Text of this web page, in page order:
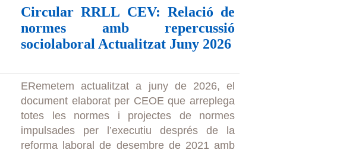
Circular RRLL CEV: Relació de
normes amb repercussió
sociolaboral Actualitzat Juny 2026
ERemetem actualitzat a juny de 2026, el
document elaborat per CEOE que arreplega
totes les normes i projectes de normes
impulsades per l’executiu després de la
reforma laboral de desembre de 2021 amb